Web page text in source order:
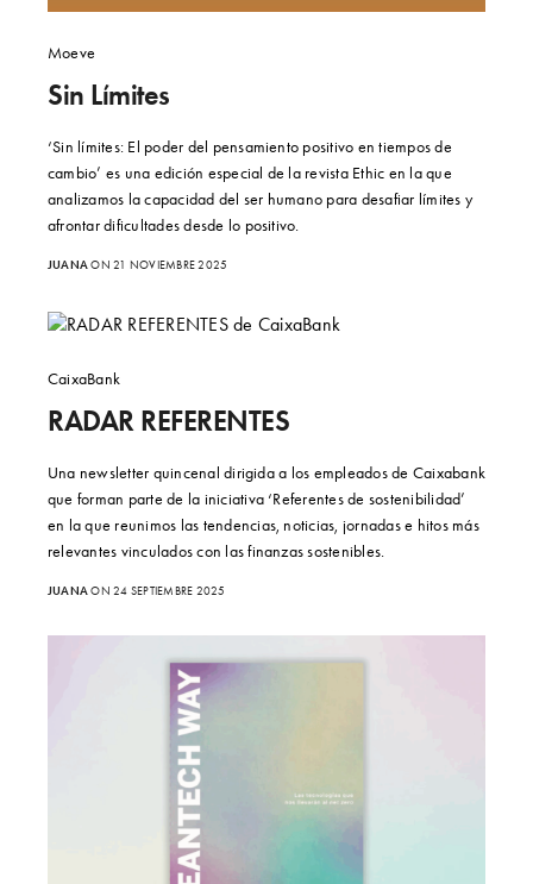
Moeve
Sin Límites
‘Sin límites: El poder del pensamiento positivo en tiempos de
cambio’ es una edición especial de la revista Ethic en la que
analizamos la capacidad del ser humano para desafiar límites y
afrontar dificultades desde lo positivo.
JUANAON 21 NOVIEMBRE 2025
CaixaBank
RADAR REFERENTES
Una newsletter quincenal dirigida a los empleados de Caixabank
que forman parte de la iniciativa ‘Referentes de sostenibilidad’
en la que reunimos las tendencias, noticias, jornadas e hitos más
relevantes vinculados con las finanzas sostenibles.
JUANAON 24 SEPTIEMBRE 2025